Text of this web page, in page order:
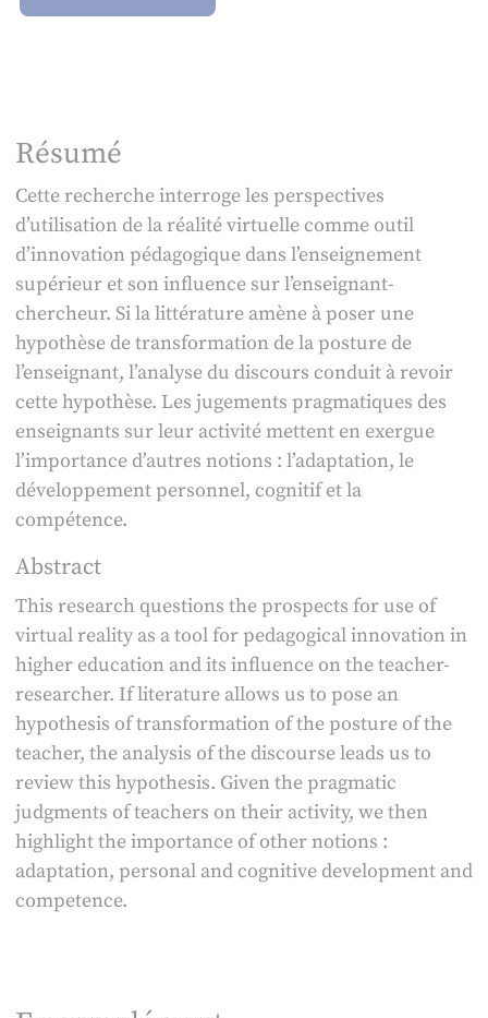
Résumé
Cette recherche interroge les perspectives
d’utilisation de la réalité virtuelle comme outil
d’innovation pédagogique dans l’enseignement
supérieur et son influence sur l’enseignant-
chercheur. Si la littérature amène à poser une
hypothèse de transformation de la posture de
l’enseignant, l’analyse du discours conduit à revoir
cette hypothèse. Les jugements pragmatiques des
enseignants sur leur activité mettent en exergue
l’importance d’autres notions : l’adaptation, le
développement personnel, cognitif et la
compétence.
Abstract
This research questions the prospects for use of
virtual reality as a tool for pedagogical innovation in
higher education and its influence on the teacher-
researcher. If literature allows us to pose an
hypothesis of transformation of the posture of the
teacher, the analysis of the discourse leads us to
review this hypothesis. Given the pragmatic
judgments of teachers on their activity, we then
highlight the importance of other notions :
adaptation, personal and cognitive development and
competence.